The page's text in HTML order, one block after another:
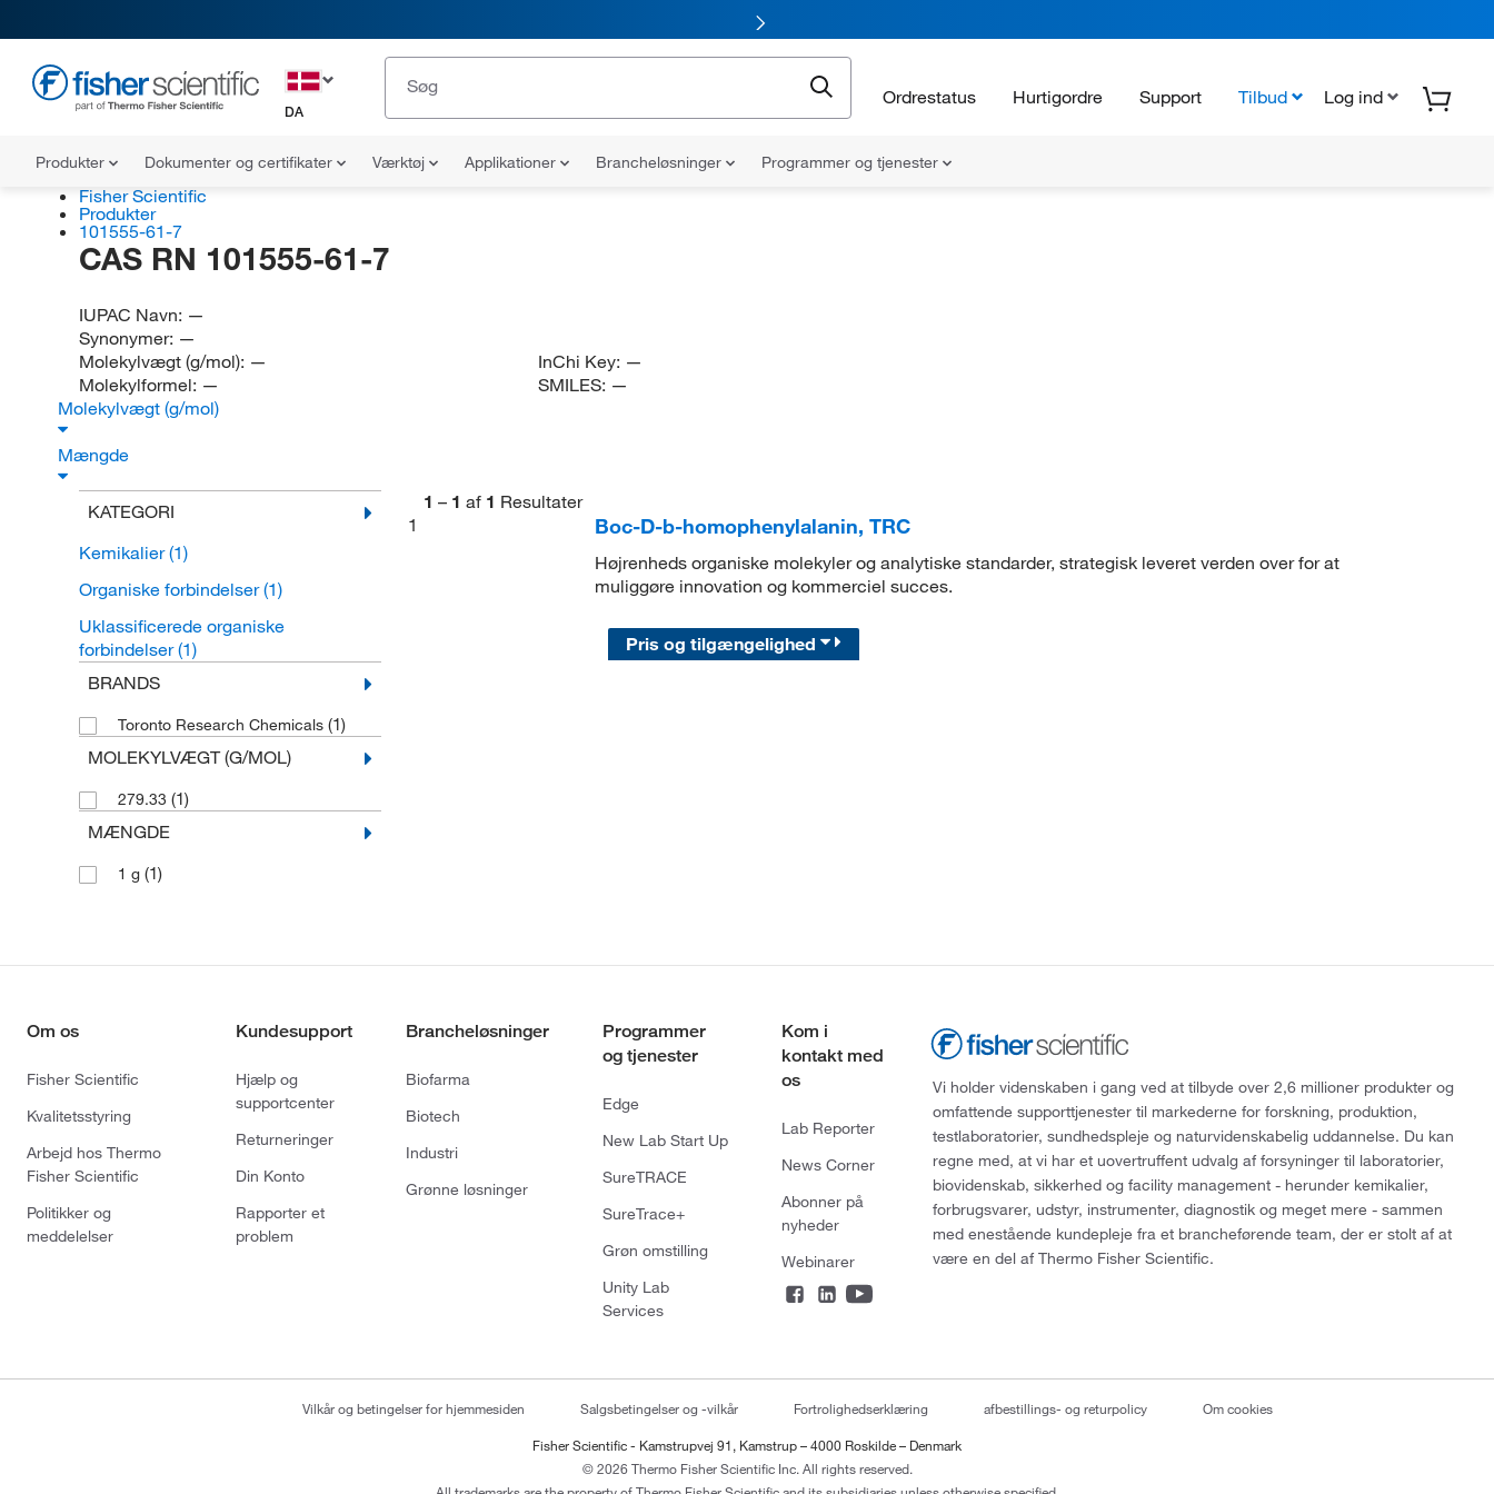
DA
Ordrestatus Hurtigordre Support Tilbud Log ind
Produkter Dokumenter og certifikater Værktøj Applikationer Brancheløsninger Programmer og tjenester
Fisher Scientific
Produkter
101555-61-7
CAS RN 101555-61-7
IUPAC Navn: —
Synonymer: —
Molekylvægt (g/mol): —
Molekylformel: —
InChi Key: —
SMILES: —
Molekylvægt (g/mol)
Mængde
KATEGORI
Kemikalier(1)
Organiske forbindelser(1)
Uklassificerede organiske
forbindelser(1)
BRANDS
Toronto Research Chemicals (1)
MOLEKYLVÆGT (G/MOL)
279.33 (1)
MÆNGDE
1 g (1)
1 – 1 af 1 Resultater
1
Boc-D-b-homophenylalanin, TRC
Højrenheds organiske molekyler og analytiske standarder, strategisk leveret verden over for at
muliggøre innovation og kommerciel succes.
Pris og tilgængelighed
Om os
Fisher Scientific
Kvalitetsstyring
Arbejd hos Thermo
Fisher Scientific
Politikker og
meddelelser
Kundesupport
Hjælp og
supportcenter
Returneringer
Din Konto
Rapporter et
problem
Brancheløsninger
Biofarma
Biotech
Industri
Grønne løsninger
Programmer
og tjenester
Edge
New Lab Start Up
SureTRACE
SureTrace+
Grøn omstilling
Unity Lab
Services
Kom i
kontakt med
os
Lab Reporter
News Corner
Abonner på
nyheder
Webinarer
Vi holder videnskaben i gang ved at tilbyde over 2,6 millioner produkter og
omfattende supporttjenester til markederne for forskning, produktion,
testlaboratorier, sundhedspleje og naturvidenskabelig uddannelse. Du kan
regne med, at vi har et uovertruffent udvalg af forsyninger til laboratorier,
biovidenskab, sikkerhed og facility management - herunder kemikalier,
forbrugsvarer, udstyr, instrumenter, diagnostik og meget mere - sammen
med enestående kundepleje fra et brancheførende team, der er stolt af at
være en del af Thermo Fisher Scientific.
Vilkår og betingelser for hjemmesiden Salgsbetingelser og -vilkår Fortrolighedserklæring afbestillings- og returpolicy Om cookies
Fisher Scientific - Kamstrupvej 91, Kamstrup – 4000 Roskilde – Denmark
© 2026 Thermo Fisher Scientific Inc. All rights reserved.